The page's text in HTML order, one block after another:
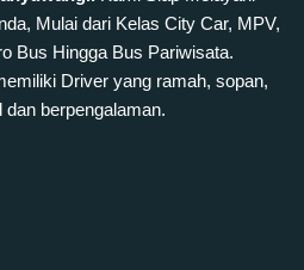
Mulai dari Kelas City Car, MPV,
Bus Hingga Bus Pariwisata.
Driver yang ramah, sopan,
dan berpengalaman.